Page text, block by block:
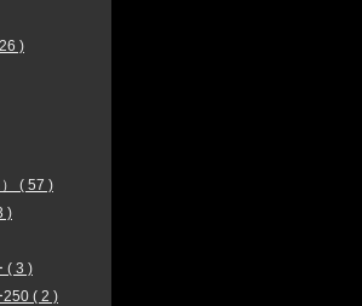
)
( 57 )
)
( 3 )
( 2 )